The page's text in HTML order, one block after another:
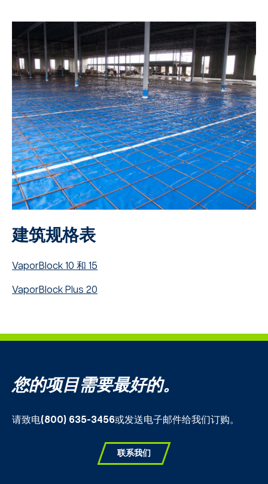
建筑规格表
VaporBlock 10 和 15
VaporBlock Plus 20
您的项目需要最好的。
请致电(800) 635-3456或发送电子邮件给我们订购。
联系我们